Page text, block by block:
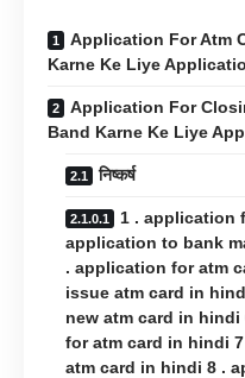
Application For Atm
Karne Ke Liye
Application For
Band Karne Ke Liye
निष्कर्ष
1 . application
application to bank
. application for atm
issue atm card in
new atm card in
for atm card in hindi
atm card in hindi 8 .